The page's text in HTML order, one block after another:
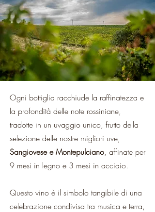
Ogni bottiglia racchiude la raffinatezza e
la profondità delle note rossiniane,
tradotte in un uvaggio unico, frutto della
selezione delle nostre migliori uve,
Sangiovese e Montepulciano, affinate per
9 mesi in legno e 3 mesi in acciaio.
Questo vino è il simbolo tangibile di una
celebrazione condivisa tra musica e terra,